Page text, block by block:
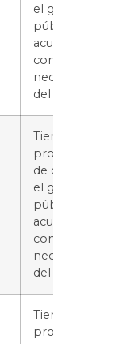
el gasto
público de
acuerdo
con las
necesidades
del servicio.
Tiene el
propósito
de distribuir
el gasto
público de
acuerdo
con las
necesidades
del servicio.
Tiene el
propósito